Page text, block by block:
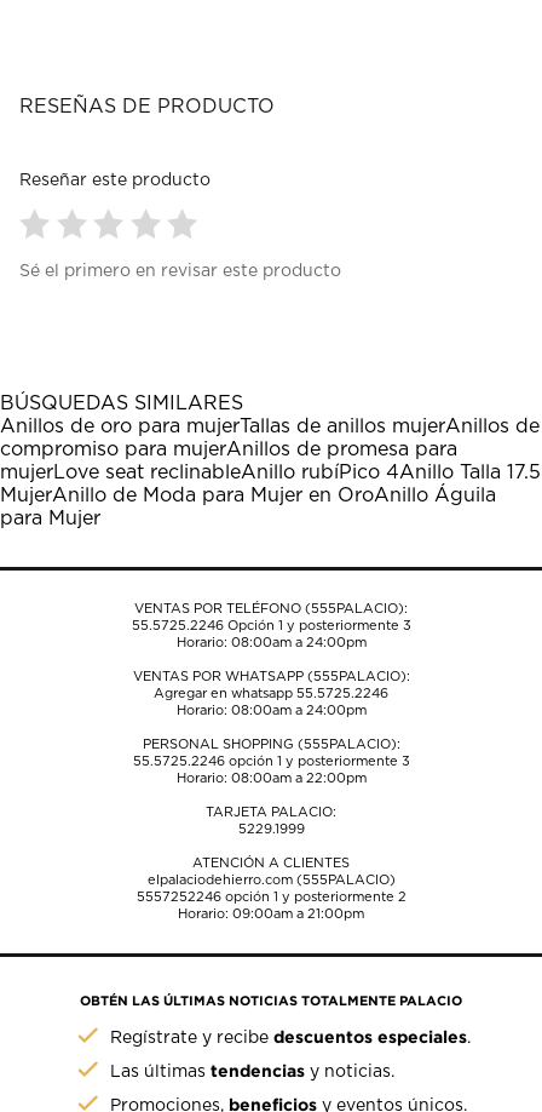
RESEÑAS DE PRODUCTO
Reseñar este producto
para
1
estrella
Esta
acción
abrirá
el
formulario
envío.
para
estrellas.
Esta
acción
abrirá
el
formulario
envío.
para
estrellas.
Esta
acción
abrirá
el
formulario
envío.
para
estrellas.
Esta
acción
abrirá
el
envío.
para
estrellas.
Esta
acción
abrirá
el
envío.
Sé el primero en revisar este producto
BÚSQUEDAS SIMILARES
Anillos de oro para mujerTallas de anillos mujerAnillos de
compromiso para mujerAnillos de promesa para
mujerLove seat reclinableAnillo rubíPico 4Anillo Talla 17.5
MujerAnillo de Moda para Mujer en OroAnillo Águila
para Mujer
VENTAS POR TELÉFONO (555PALACIO):
55.5725.2246Opción 1 y posteriormente 3
Horario: 08:00am a 24:00pm
VENTAS POR WHATSAPP (555PALACIO):
Agregar en whatsapp 55.5725.2246
Horario: 08:00am a 24:00pm
PERSONAL SHOPPING (555PALACIO):
55.5725.2246opción 1 y posteriormente 3
Horario: 08:00am a 22:00pm
TARJETA PALACIO:
5229.1999
ATENCIÓN A CLIENTES
elpalaciodehierro.com (555PALACIO)
5557252246opción 1 y posteriormente 2
Horario: 09:00am a 21:00pm
OBTÉN LAS ÚLTIMAS NOTICIAS TOTALMENTE PALACIO
Regístrate y recibedescuentos especiales.
Las últimastendencias y noticias.
Promociones, beneficios y eventos únicos.